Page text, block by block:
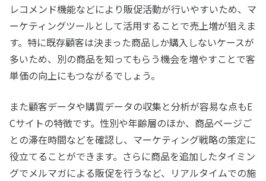
レコメンド機能などにより販促活動が行いやすいため、マ
ーケティングツールとして活用することで売上増が狙えま
す。特に既存顧客は決まった商品しか購入しないケースが
多いため、別の商品を知ってもらう機会を増やすことで客
単価の向上にもつながるでしょう。
また顧客データや購買データの収集と分析が容易な点もE
Cサイトの特徴です。性別や年齢層のほか、商品ページご
との滞在時間などを確認し、マーケティング戦略の策定に
役立てることができます。さらに商品を追加したタイミン
グでメルマガによる販促を行うなど、リアルタイムでの施